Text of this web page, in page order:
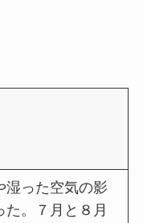
湿った空気の影
。７⽉と８⽉